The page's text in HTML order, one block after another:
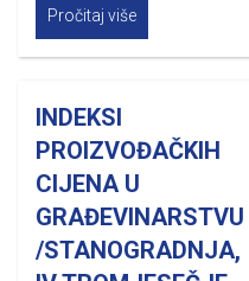
Pročitaj više
INDEKSI
PROIZVOĐAČKIH
CIJENA U
GRAĐEVINARSTVU
/STANOGRADNJA,